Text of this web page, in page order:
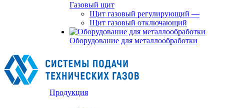
Газовый щит
Щит газовый регулирующий —
Щит газовый отключающий
Оборудование для металлообработки
Продукция